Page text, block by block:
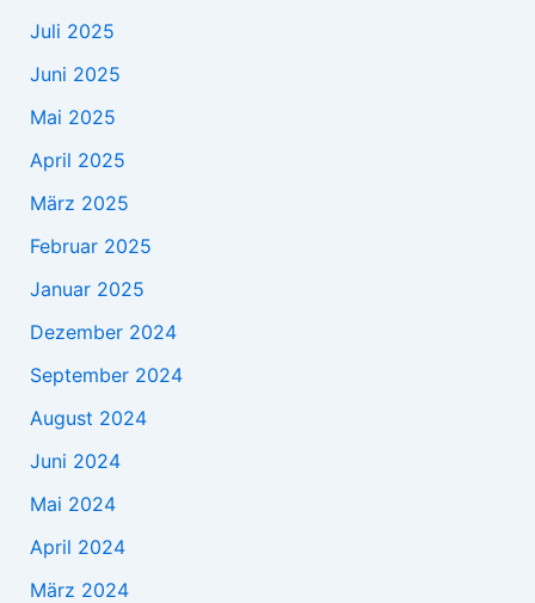
Juli 2025
Juni 2025
Mai 2025
April 2025
März 2025
Februar 2025
Januar 2025
Dezember 2024
September 2024
August 2024
Juni 2024
Mai 2024
April 2024
März 2024